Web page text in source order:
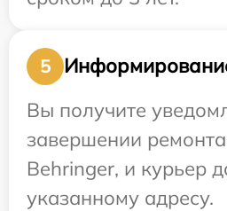
5
Вы получите
завершении
Behringer, и курьер
указанному адресу.